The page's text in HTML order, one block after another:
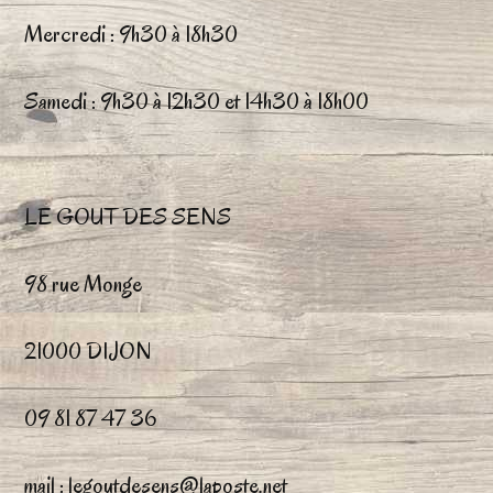
sur
la
page
du
produit
la
du
Mercredi : 9h30 à 18h30
Samedi : 9h30 à 12h30 et 14h30 à 18h00
LE GOUT DES SENS
98 rue Monge
21000 DIJON
09 81 87 47 36
mail : legoutdesens@laposte.net